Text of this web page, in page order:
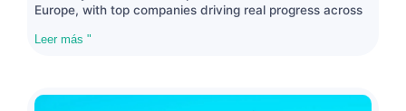
Europe, with top companies driving real progress across
Leer más "